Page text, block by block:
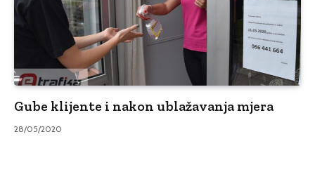
Gube klijente i nakon ublažavanja mjera
28/05/2020